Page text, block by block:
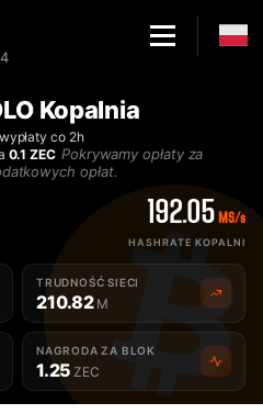
Kopalnia
co 2h
0.1 ZEC Pokrywamy opłaty za
opłat.
192.05 MS/s
HASHRATE KOPALNI
TRUDNOŚĆ SIECI
210.82 M
NAGRODA ZA BLOK
1.25 ZEC